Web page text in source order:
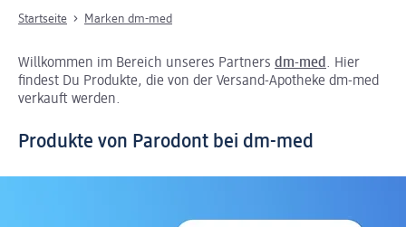
Startseite Marken dm-med
Willkommen im Bereich unseres Partners dm-med . Hier
findest Du Produkte, die von der Versand-Apotheke dm-med
verkauft werden.
Produkte von Parodont bei dm-med